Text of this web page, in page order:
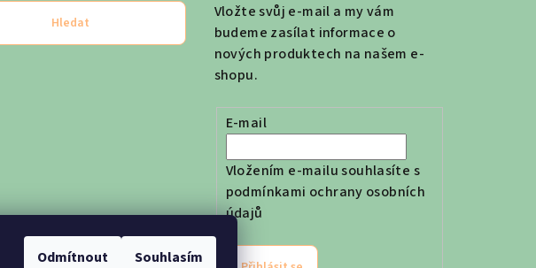
Odmítnout Souhlasím
Hledat
Vložte svůj e-mail a my vám
budeme zasílat informace o
nových produktech na našem e-
shopu.
E-mail
Vložením e-mailu souhlasíte s
podmínkami ochrany osobních
údajů